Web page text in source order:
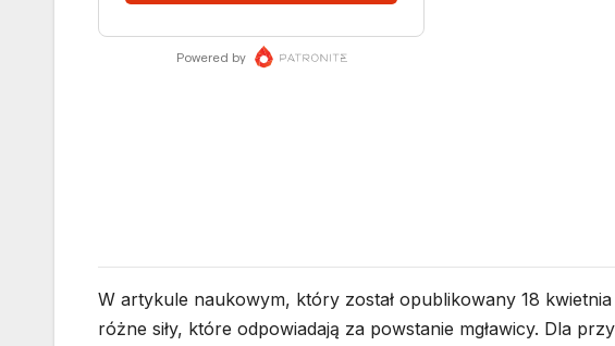
W artykule naukowym, który został opublikowany 18
różne siły, które odpowiadają za powstanie mgławicy. Dla